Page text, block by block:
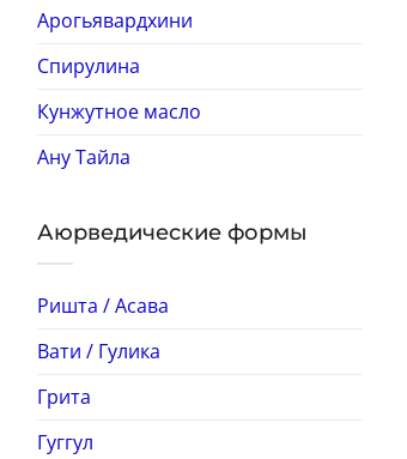
Арогьявардхини
Спирулина
Кунжутное масло
Ану Тайла
Аюрведические формы
Ришта / Асава
Вати / Гулика
Грита
Гуггул